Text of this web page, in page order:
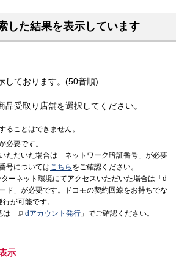
した結果を表示しています
しております。(50音順)
受取り店舗を選択してください。
ることはできません。
必要です。
ただいた場合は「ネットワーク暗証番号」が必要
号についてはこちら をご確認ください。
ーネット環境にてアクセスいただいた場合は「d
ド」が必要です。ドコモの契約回線をお持ちでな
が可能です。
「
dアカウント発行 」でご確認ください。
示